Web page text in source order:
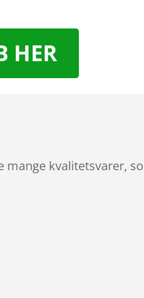
HER
mange kvalitetsvarer,